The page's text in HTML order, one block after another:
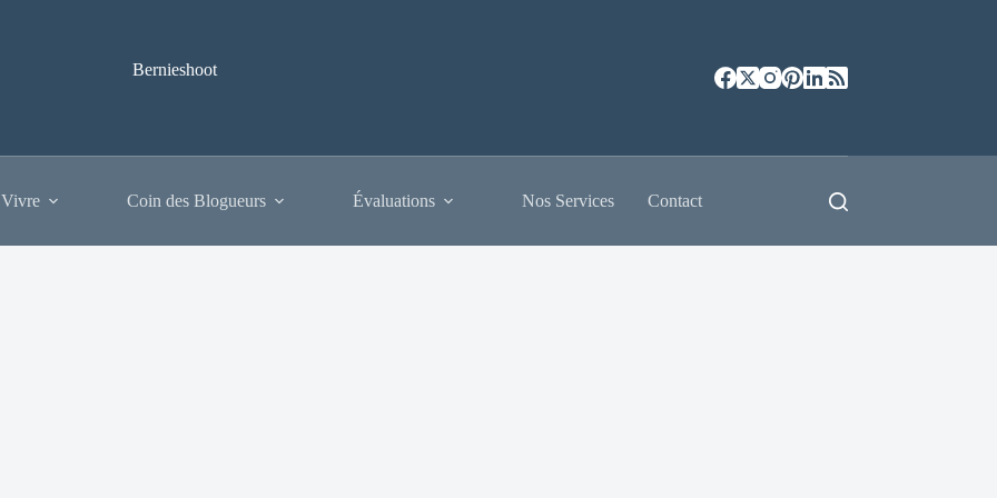
Bernieshoot
Coin des Blogueurs Évaluations Nos Services Contact